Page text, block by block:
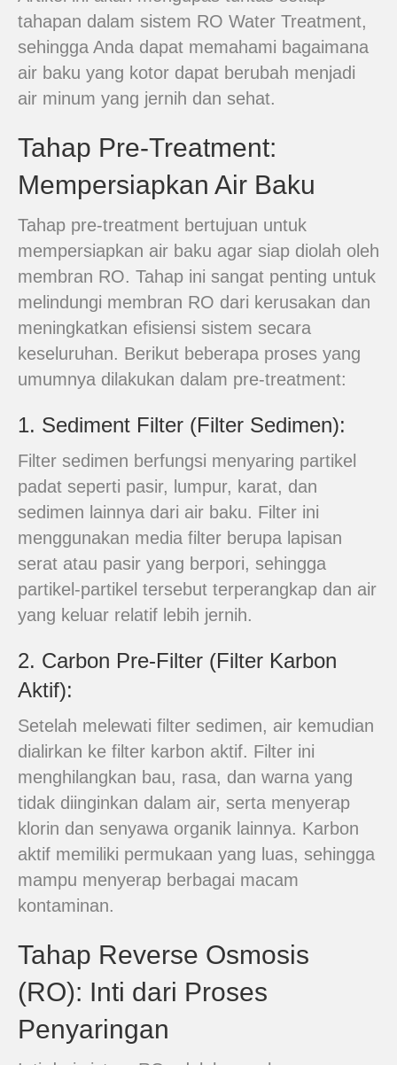
tahapan dalam sistem RO Water Treatment,
sehingga Anda dapat memahami bagaimana
air baku yang kotor dapat berubah menjadi
air minum yang jernih dan sehat.
Tahap Pre-Treatment:
Mempersiapkan Air Baku
Tahap pre-treatment bertujuan untuk
mempersiapkan air baku agar siap diolah oleh
membran RO. Tahap ini sangat penting untuk
melindungi membran RO dari kerusakan dan
meningkatkan efisiensi sistem secara
keseluruhan. Berikut beberapa proses yang
umumnya dilakukan dalam pre-treatment:
1. Sediment Filter (Filter Sedimen):
Filter sedimen berfungsi menyaring partikel
padat seperti pasir, lumpur, karat, dan
sedimen lainnya dari air baku. Filter ini
menggunakan media filter berupa lapisan
serat atau pasir yang berpori, sehingga
partikel-partikel tersebut terperangkap dan air
yang keluar relatif lebih jernih.
2. Carbon Pre-Filter (Filter Karbon
Aktif):
Setelah melewati filter sedimen, air kemudian
dialirkan ke filter karbon aktif. Filter ini
menghilangkan bau, rasa, dan warna yang
tidak diinginkan dalam air, serta menyerap
klorin dan senyawa organik lainnya. Karbon
aktif memiliki permukaan yang luas, sehingga
mampu menyerap berbagai macam
kontaminan.
Tahap Reverse Osmosis
(RO): Inti dari Proses
Penyaringan